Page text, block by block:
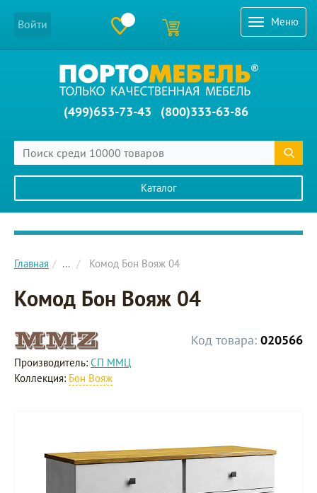
Меню
Войти
(499)653-73-43 (800)333-63-86
Каталог
Главное меню сайта
Главная ... Комод Бон Вояж 04
Комод Бон Вояж 04
Код товара: 020566
Производитель: СП ММЦ
Коллекция: Бон Вояж